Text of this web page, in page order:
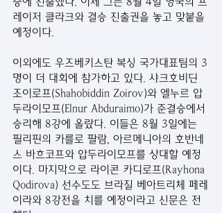
레이저 클라크와 결승 진출권을 놓고 맞붙을
예정이다.
이외에도 우즈베키스탄 복싱 국가대표팀의 3
명이 더 대회에 참가하고 있다. 샤크호비딘
조이로프(Shahobiddin Zoirov)와 엘누르 압
두라이모프(Elnur Abduraimo)가 준결승에서
승리해 8강에 올랐다. 이들은 8월 3일에는
필리핀의 카를로 팔람, 아르메니아의 호반네
스 바흐코프와 압두라이모프를 상대할 예정
이다. 마지막으로 라이콘 카디로프(Rayhona
Qodirova) 선수도도 브라질 베아트리체 페레
이라와 8강전을 치를 예정이라고 신문은 전